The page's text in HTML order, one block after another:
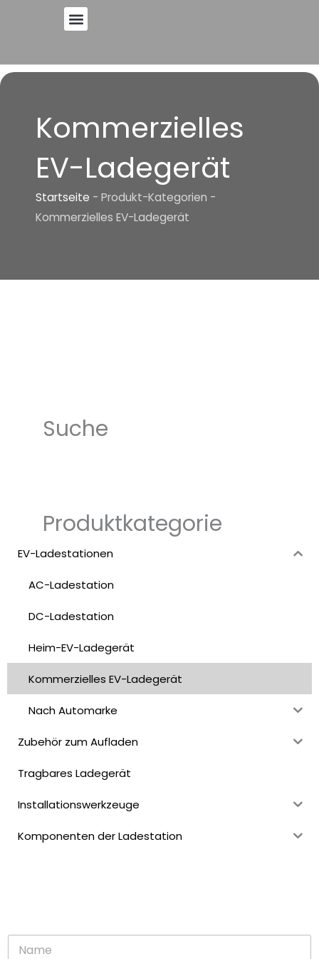
Kommerzielles
EV-Ladegerät
Startseite - Produkt-Kategorien -
Kommerzielles EV-Ladegerät
Suche
Produktkategorie
EV-Ladestationen
AC-Ladestation
DC-Ladestation
Heim-EV-Ladegerät
Kommerzielles EV-Ladegerät
Nach Automarke
Zubehör zum Aufladen
Tragbares Ladegerät
Installationswerkzeuge
Komponenten der Ladestation